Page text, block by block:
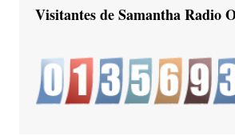
Visitantes de Samantha Radio